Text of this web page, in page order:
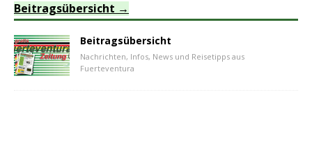
Beitragsübersicht
Beitragsübersicht
Nachrichten, Infos, News und Reisetipps aus
Fuerteventura